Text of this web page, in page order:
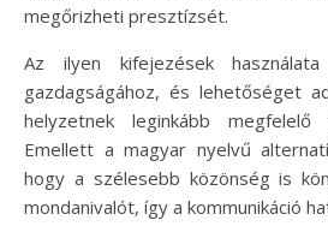
megőrizheti presztízsét.
Az ilyen kifejezések
gazdagságához, és lehetőséget
helyzetnek leginkább
Emellett a magyar nyelvű
hogy a szélesebb közönség is
mondanivalót, így a kommunikáció